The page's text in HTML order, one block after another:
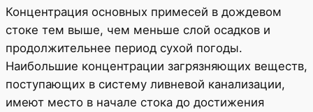
Концентрация основных примесей в дождевом
стоке тем выше, чем меньше слой осадков и
продолжительнее период сухой погоды.
Наибольшие концентрации загрязняющих веществ,
поступающих в систему ливневой канализации,
имеют место в начале стока до достижения